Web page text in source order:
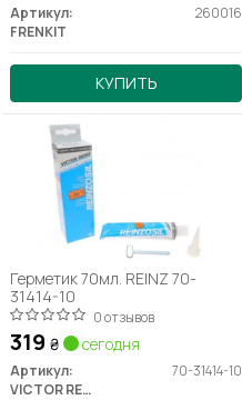
Артикул:
260016
FRENKIT
КУПИТЬ
Герметик 70мл. REINZ 70-
31414-10
0 отзывов
319 ₴ сегодня
Артикул:
70-31414-10
VICTOR REINZ